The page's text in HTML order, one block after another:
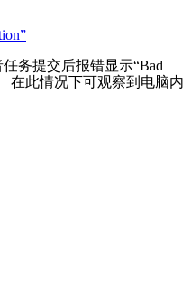
务提交后报错显示“Bad
在此情况下可观察到电脑内